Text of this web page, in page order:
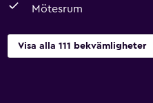
Mötesrum
Visa alla 111 bekvämligheter